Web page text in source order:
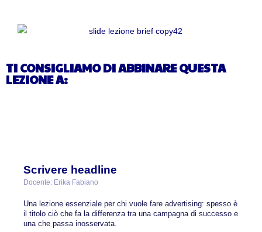
TI CONSIGLIAMO DI ABBINARE QUESTA
LEZIONE A:
Scrivere headline
Docente: Erika Fabiano
Una lezione essenziale per chi vuole fare advertising: spesso è
il titolo ciò che fa la differenza tra una campagna di successo e
una che passa inosservata.